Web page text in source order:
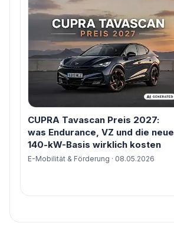
CUPRA Tavascan Preis 2027:
was Endurance, VZ und die neue
140-kW-Basis wirklich kosten
E-Mobilität & Förderung · 08.05.2026